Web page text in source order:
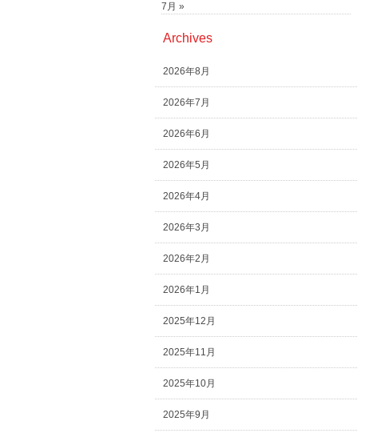
7月 »
Archives
2026年8月
2026年7月
2026年6月
2026年5月
2026年4月
2026年3月
2026年2月
2026年1月
2025年12月
2025年11月
2025年10月
2025年9月